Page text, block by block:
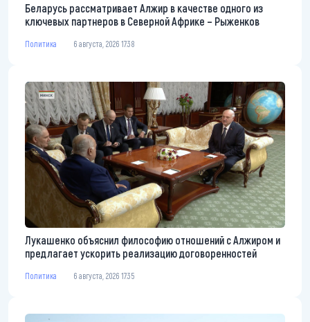
Беларусь рассматривает Алжир в качестве одного из
ключевых партнеров в Северной Африке – Рыженков
Политика 6 августа, 2026 17:38
Лукашенко объяснил философию отношений с Алжиром и
предлагает ускорить реализацию договоренностей
Политика 6 августа, 2026 17:35